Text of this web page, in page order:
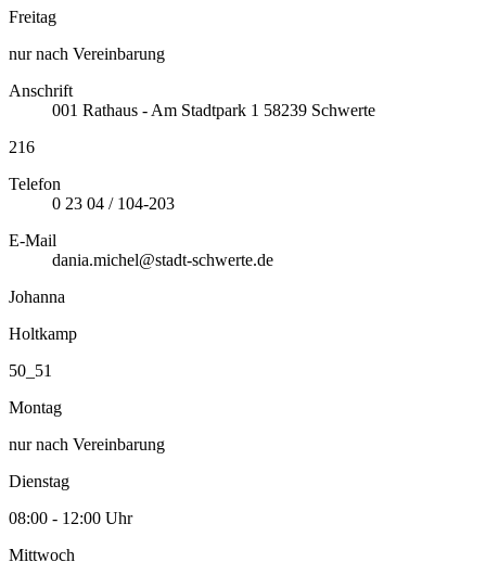
Freitag
nur nach Vereinbarung
Anschrift
001 Rathaus - Am Stadtpark 1 58239 Schwerte
216
Telefon
0 23 04 / 104-203
E-Mail
dania.michel@stadt-schwerte.de
Johanna
Holtkamp
50_51
Montag
nur nach Vereinbarung
Dienstag
08:00 - 12:00 Uhr
Mittwoch